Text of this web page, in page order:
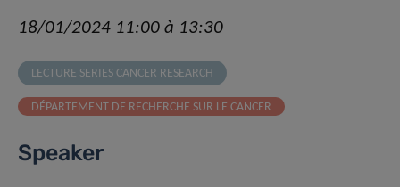
18/01/2024 11:00 à 13:30
LECTURE SERIES CANCER RESEARCH
DÉPARTEMENT DE RECHERCHE SUR LE CANCER
Speaker